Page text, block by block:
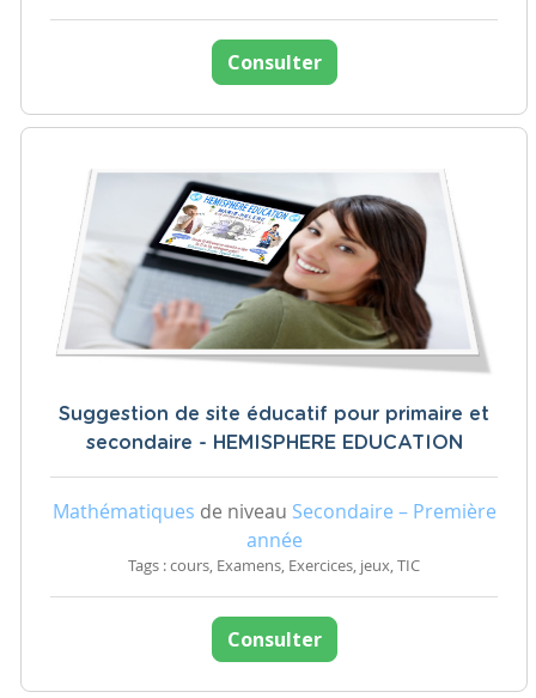
Consulter
Suggestion de site éducatif pour primaire et
secondaire - HEMISPHERE EDUCATION
Mathématiques de niveau Secondaire – Première
année
Tags : cours, Examens, Exercices, jeux, TIC
Consulter